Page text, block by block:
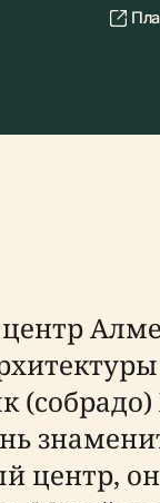
(собрадо)
центр,